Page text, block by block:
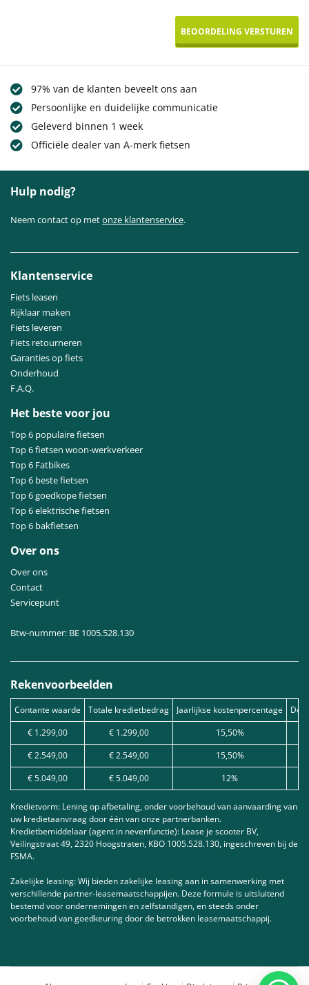
97% van de klanten beveelt ons aan
Persoonlijke en duidelijke communicatie
Geleverd binnen 1 week
Officiële dealer van A-merk fietsen
Hulp nodig?
Neem contact op metonze klantenservice.
Klantenservice
Fiets leasen
Rijklaar maken
Fiets leveren
Fiets retourneren
Garanties op fiets
Onderhoud
F.A.Q.
Het beste voor jou
Top 6 populaire fietsen
Top 6 fietsen woon-werkverkeer
Top 6 Fatbikes
Top 6 beste fietsen
Top 6 goedkope fietsen
Top 6 elektrische fietsen
Top 6 bakfietsen
Over ons
Over ons
Contact
Servicepunt
Btw-nummer: BE 1005.528.130
Rekenvoorbeelden
Contante waarde Totale kredietbedrag Jaarlijkse kostenpercentage
€ 1.299,00
€ 1.299,00
15,50%
€ 2.549,00
€ 2.549,00
15,50%
€ 5.049,00
€ 5.049,00 12%
Kredietvorm: Lening op afbetaling, onder voorbehoud van aanvaarding van
uw kredietaanvraag door één van onze partnerbanken.
Kredietbemiddelaar (agent in nevenfunctie): Lease je scooter BV,
Veilingstraat 49, 2320 Hoogstraten, KBO 1005.528.130, ingeschreven bij de
FSMA.
Zakelijke leasing: Wij bieden zakelijke leasing aan in samenwerking met
verschillende partner-leasemaatschappijen. Deze formule is uitsluitend
bestemd voor ondernemingen en zelfstandigen, en steeds onder
voorbehoud van goedkeuring door de betrokken leasemaatschappij.